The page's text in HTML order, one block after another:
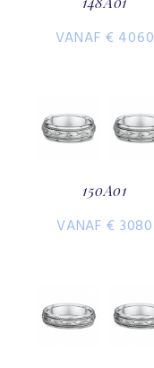
VANAF € 4060
150A01
VANAF € 3080